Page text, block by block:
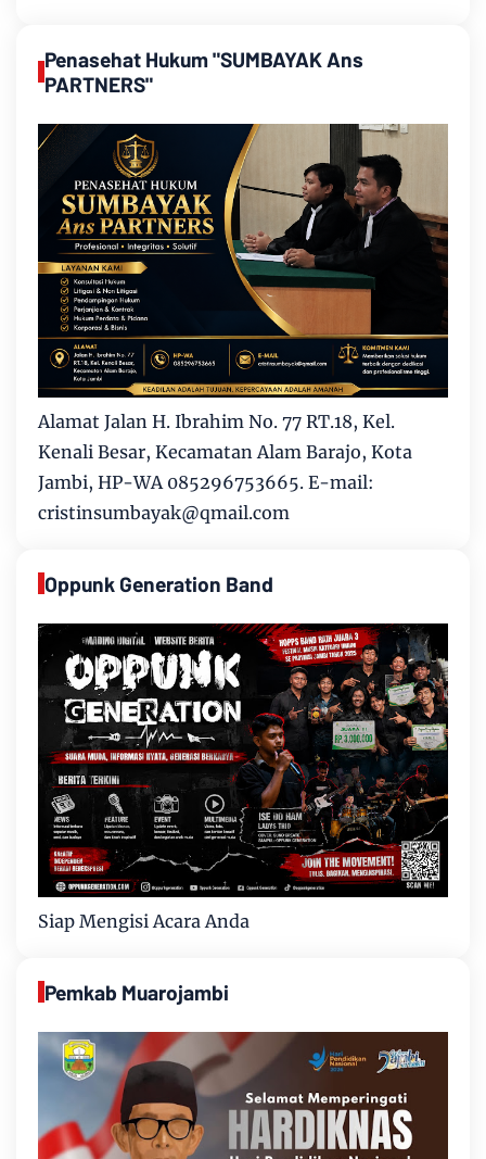
Penasehat Hukum "SUMBAYAK Ans
PARTNERS"
Alamat Jalan H. Ibrahim No. 77 RT.18, Kel.
Kenali Besar, Kecamatan Alam Barajo, Kota
Jambi, HP-WA 085296753665. E-mail:
cristinsumbayak@qmail.com
Oppunk Generation Band
Siap Mengisi Acara Anda
Pemkab Muarojambi